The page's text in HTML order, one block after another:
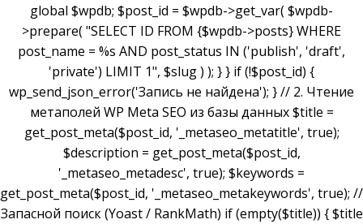
global $wpdb; $post_id = $wpdb->get_var( $wpdb-
>prepare( "SELECT ID FROM {$wpdb->posts} WHERE
post_name = %s AND post_status IN ('publish', 'draft',
'private') LIMIT 1", $slug ) ); } } if (!$post_id) {
wp_send_json_error('Запись не найдена'); } // 2. Чтение
метаполей WP Meta SEO из базы данных $title =
get_post_meta($post_id, '_metaseo_metatitle', true);
$description = get_post_meta($post_id,
'_metaseo_metadesc', true); $keywords =
get_post_meta($post_id, '_metaseo_metakeywords', true); //
Запасной поиск (Yoast / RankMath) if (empty($title)) { $title